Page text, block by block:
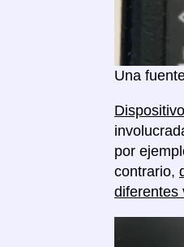
Una
por
contrario,
diferentes